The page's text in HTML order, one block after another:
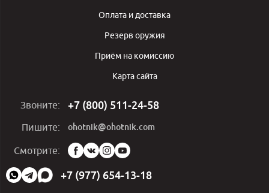
Оплата и доставка
Резерв оружия
Приём на комиссию
Карта сайта
Звоните: +7 (800) 511-24-58
Пишите: ohotnik@ohotnik.com
Смотрите:
Мы
в
социальных
сетях:
+7 (977) 654-13-18